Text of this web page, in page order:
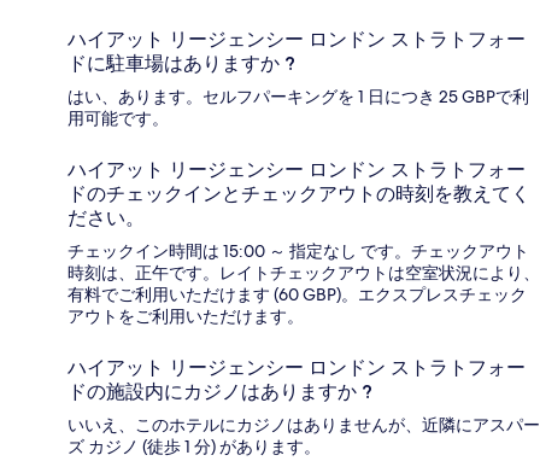
ハイアット リージェンシー ロンドン ストラトフォー
ドに駐車場はありますか ?
はい、あります。セルフパーキングを 1 日につき 25 GBPで利
用可能です。
ハイアット リージェンシー ロンドン ストラトフォー
ドのチェックインとチェックアウトの時刻を教えてく
ださい。
チェックイン時間は 15:00 ～ 指定なし です。チェックアウト
時刻は、正午です。レイトチェックアウトは空室状況により、
有料でご利用いただけます (60 GBP)。エクスプレスチェック
アウトをご利用いただけます。
ハイアット リージェンシー ロンドン ストラトフォー
ドの施設内にカジノはありますか ?
いいえ、このホテルにカジノはありませんが、近隣にアスパー
ズ カジノ (徒歩 1 分) があります。